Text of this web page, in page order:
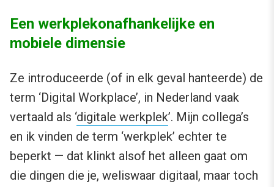
Een werkplekonafhankelijke en
mobiele dimensie
Ze introduceerde (of in elk geval hanteerde) de
term ‘Digital Workplace’, in Nederland vaak
vertaald als ‘digitale werkplek’. Mijn collega’s
en ik vinden de term ‘werkplek’ echter te
beperkt — dat klinkt alsof het alleen gaat om
die dingen die je, weliswaar digitaal, maar toch